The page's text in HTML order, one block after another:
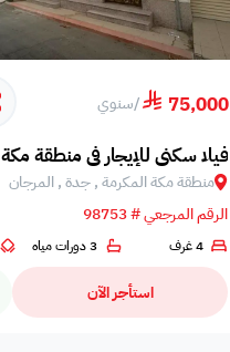
75,000
/سنوي
فيلا سكني للإيجار في منطقة
منطقة مكة المكرمة , جدة , المرجان
الرقم المرجعي # 98753
4 غرف 3 دورات مياه
استأجر الآن